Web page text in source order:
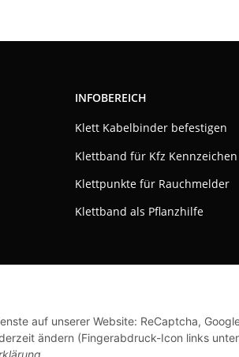
auf unserer Website: ReCaptcha,
ändern (Fingerabdruck-Icon links
INFOBEREICH
Klett Kabelbinder befestigen
Klettband für Kfz Kennzeichen
Klettpunkte für Rauchmelder
Klettband als Pflanzhilfe